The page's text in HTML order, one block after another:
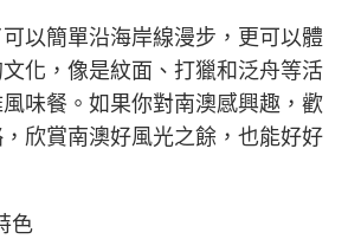
以簡單沿海岸線漫步，更可以體
化，像是紋面、打獵和泛舟等活
味餐。如果你對南澳感興趣，歡
欣賞南澳好風光之餘，也能好好
色